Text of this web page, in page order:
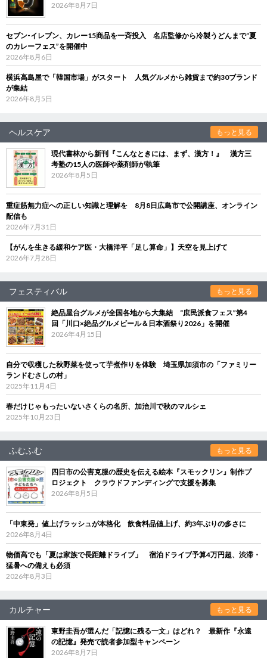
2026年8月7日
セブン‐イレブン、カレー15商品を一斉投入 名店監修から冷製うどんまで“夏
のカレーフェス”を開催中
2026年8月6日
横浜高島屋で「韓国市場」がスタート 人気グルメから雑貨まで約30ブランド
が集結
2026年8月5日
ヘルスケア もっと見る
現代書林から新刊『こんなときには、まず、漢方！』 漢方三
考塾の15人の医師や薬剤師が執筆
2026年8月5日
重症筋無力症への正しい知識と理解を 8月8日広島市で公開講座、オンライン
配信も
2026年7月31日
【がんを生きる緩和ケア医・大橋洋平「足し算命」】天空を見上げて
2026年7月28日
フェスティバル もっと見る
絶品屋台グルメが全国各地から大集結 “庶民派食フェス”第4
回「川口×絶品グルメビール＆日本酒祭り2026」を開催
2026年4月15日
自分で収穫した秋野菜を使って芋煮作りを体験 埼玉県加須市の「ファミリー
ランドむさしの村」
2025年11月4日
春だけじゃもったいないさくらの名所、加治川で秋のマルシェ
2025年10月23日
ふむふむ もっと見る
四日市の公害克服の歴史を伝える絵本『スモックリン』制作プ
ロジェクト クラウドファンディングで支援を募集
2026年8月5日
「中東発」値上げラッシュが本格化 飲食料品値上げ、約3年ぶりの多さに
2026年8月4日
物価高でも「夏は家族で長距離ドライブ」 宿泊ドライブ予算4万円超、渋滞・
猛暑への備えも必須
2026年8月3日
カルチャー もっと見る
東野圭吾が選んだ「記憶に残る一文」はどれ？ 最新作『永遠
の記憶』発売で読者参加型キャンペーン
2026年8月7日